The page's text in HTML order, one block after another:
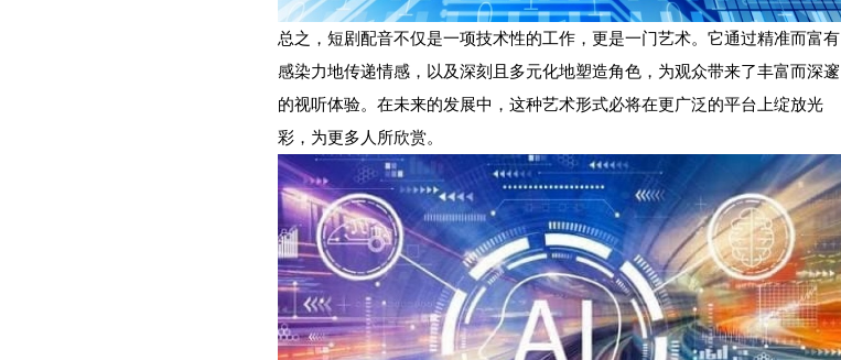
总之，短剧配音不仅是一项技术性的工作，更是一门艺术。它通过精准而富有
感染力地传递情感，以及深刻且多元化地塑造角色，为观众带来了丰富而深邃
的视听体验。在未来的发展中，这种艺术形式必将在更广泛的平台上绽放光
彩，为更多人所欣赏。